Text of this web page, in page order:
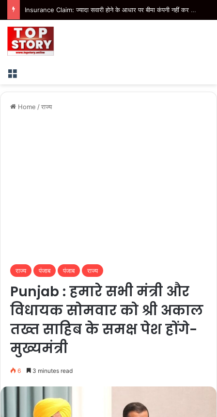
Noida Hotel Dispute: नोएडा के होटल में हंगामा और धमकी के आरोप में चार के खिलाफ एफआईआर
Menu
Home /राज्य
राज्य पंजाब पंजाब राज्य
Punjab : हमारे सभी मंत्री और
विधायक सोमवार को श्री अकाल
तख्त साहिब के समक्ष पेश होंगे-
मुख्यमंत्री
6 3 minutes read